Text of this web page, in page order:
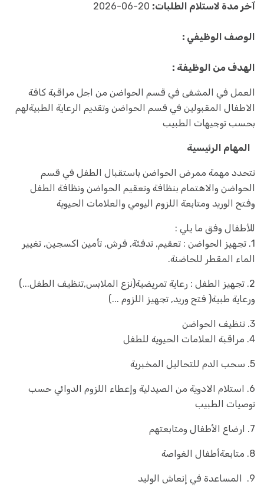
آخر مدة لاستلام الطلبات:
الوصف الوظيفي :
الهدف من الوظيفة :
العمل في المشفى في قسم الحواضن من اجل مراقبة كافة
الاطفال المقبولين في قسم الحواضن وتقديم الرعاية الطبيةلهم
بحسب توجيهات الطبيب
المهام الرئيسية
تتحدد مهمة ممرض الحواضن باستقبال الطفل في قسم
الحواضن والاهتمام بنظافة وتعقيم الحواضن ونظافة الطفل
وفتح الوريد ومتابعة اللزوم اليومي والعلامات الحيوية
للأطفال وفق ما يلي :
1. تجهيز الحواضن : تعقيم, تدفئة, فرش, تأمين اكسجين, تغيير
الماء المقطر للحاضنة.
2. تجهيز الطفل : رعاية تمريضية(نزع الملابس,تنظيف الطفل...)
ورعاية طبية( فتح وريد, تجهيز اللزوم ...)
3. تنظيف الحواضن
4. مراقبة العلامات الحيوية للطفل
5. سحب الدم للتحاليل المخبرية
6. استلام الادوية من الصيدلية وإعطاء اللزوم الدوائي حسب
توصيات الطبيب
7. ارضاع الأطفال ومتابعتهم
8. متابعةأطفال الغواصة
9. المساعدة في إنعاش الوليد